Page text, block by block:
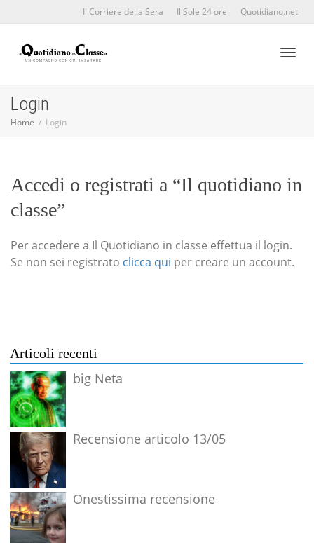
Il Corriere della Sera Il Sole 24 ore Quotidiano.net
Login
Home Login
Accedi o registrati a “Il quotidiano in
classe”
Per accedere a Il Quotidiano in classe effettua il login.
Se non sei registrato clicca qui per creare un account.
Articoli recenti
big Neta
Recensione articolo 13/05
Onestissima recensione